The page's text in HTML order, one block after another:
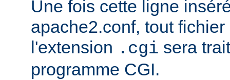
Une fois cette ligne
apache2.conf, tout
l'extension .cgi sera
programme CGI.